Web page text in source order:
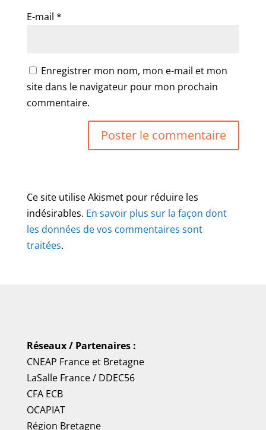
E-mail *
Enregistrer mon nom, mon e-mail et mon
site dans le navigateur pour mon prochain
commentaire.
Ce site utilise Akismet pour réduire les
indésirables. En savoir plus sur la façon dont
les données de vos commentaires sont
traitées.
Réseaux / Partenaires :
CNEAP Franceet Bretagne
LaSalle France/ DDEC56
CFA ECB
OCAPIAT
Région Bretagne